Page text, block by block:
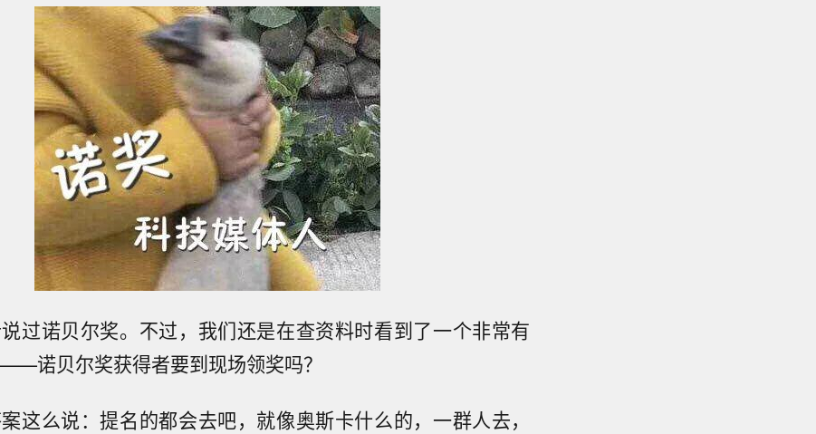
过诺贝尔奖。不过，我们还是在查资料时看到了一个非常有
诺贝尔奖获得者要到现场领奖吗？
这么说：提名的都会去吧，就像奥斯卡什么的，一群人去，